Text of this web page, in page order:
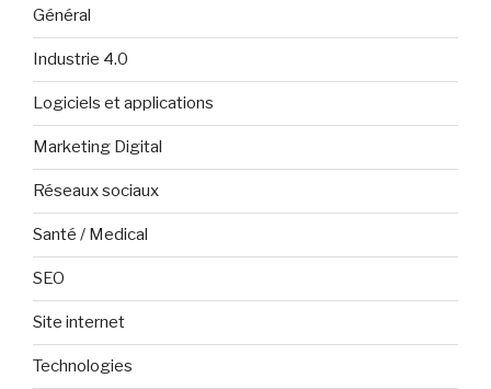
Général
Industrie 4.0
Logiciels et applications
Marketing Digital
Réseaux sociaux
Santé / Medical
SEO
Site internet
Technologies